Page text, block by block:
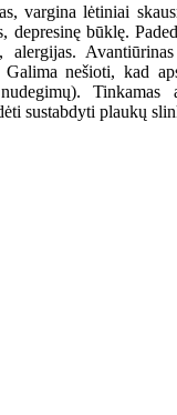
vargina lėtiniai
būklę.
nešioti, kad
Tinkamas
sustabdyti plaukų